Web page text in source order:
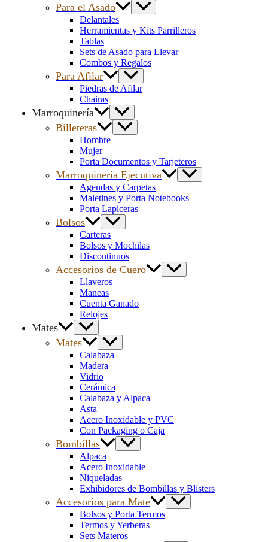
Para el Asado
Delantales
Herramientas y Kits Parrilleros
Tablas
Sets de Asado para Llevar
Combos y Regalos
Para Afilar
Piedras de Afilar
Chairas
Marroquinería
Billeteras
Hombre
Mujer
Porta Documentos y Tarjeteros
Marroquinería Ejecutiva
Agendas y Carpetas
Maletines y Porta Notebooks
Porta Lapiceras
Bolsos
Carteras
Bolsos y Mochilas
Discontinuos
Accesorios de Cuero
Llaveros
Maneas
Cuenta Ganado
Relojes
Mates
Mates
Calabaza
Madera
Vidrio
Cerámica
Calabaza y Alpaca
Asta
Acero Inoxidable y PVC
Con Packaging o Caja
Bombillas
Alpaca
Acero Inoxidable
Niqueladas
Exhibidores de Bombillas y Blisters
Accesorios para Mate
Bolsos y Porta Termos
Termos y Yerberas
Sets Materos